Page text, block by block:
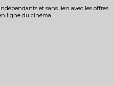
et sans lien avec les offres
ligne du cinéma.